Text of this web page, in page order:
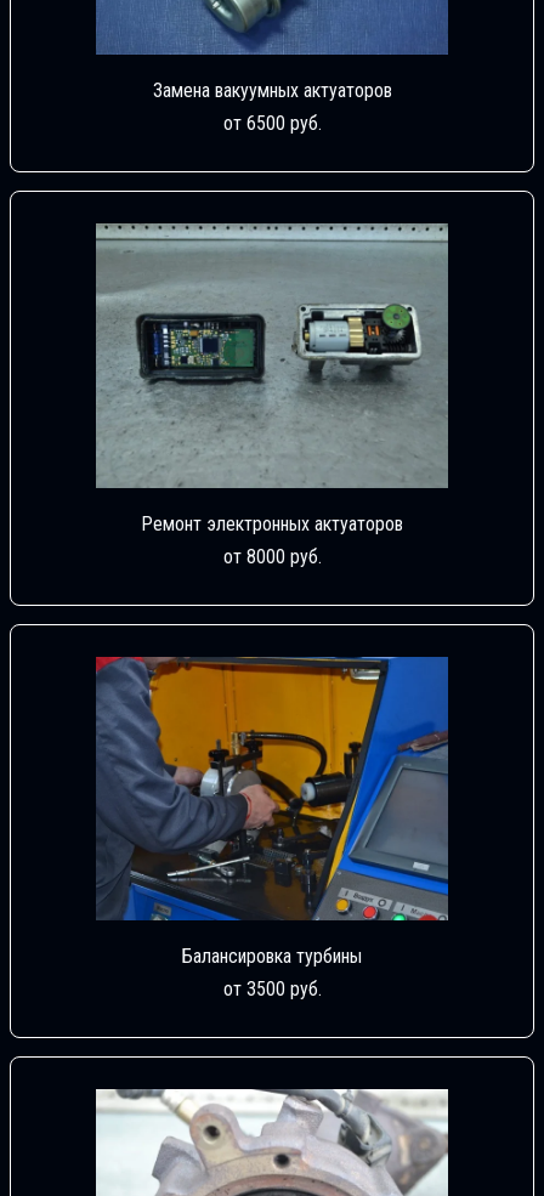
Замена вакуумных актуаторов
от 6500 руб.
Ремонт электронных актуаторов
от 8000 руб.
Балансировка турбины
от 3500 руб.